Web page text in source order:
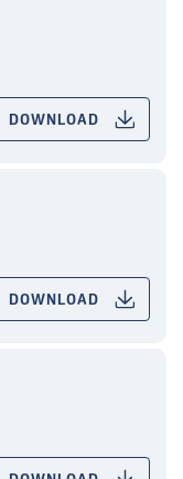
DOWNLOAD
DOWNLOAD